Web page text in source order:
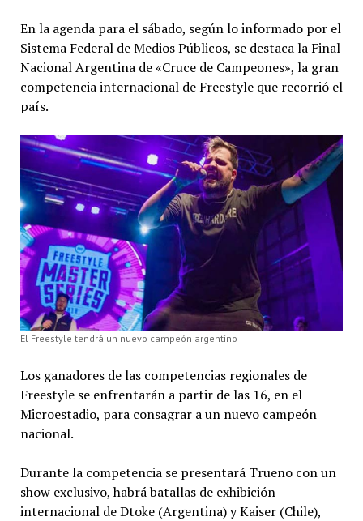
En la agenda para el sábado, según lo informado por el
Sistema Federal de Medios Públicos, se destaca la Final
Nacional Argentina de «Cruce de Campeones», la gran
competencia internacional de Freestyle que recorrió el
país.
El Freestyle tendrá un nuevo campeón argentino
Los ganadores de las competencias regionales de
Freestyle se enfrentarán a partir de las 16, en el
Microestadio, para consagrar a un nuevo campeón
nacional.
Durante la competencia se presentará Trueno con un
show exclusivo, habrá batallas de exhibición
internacional de Dtoke (Argentina) y Kaiser (Chile),